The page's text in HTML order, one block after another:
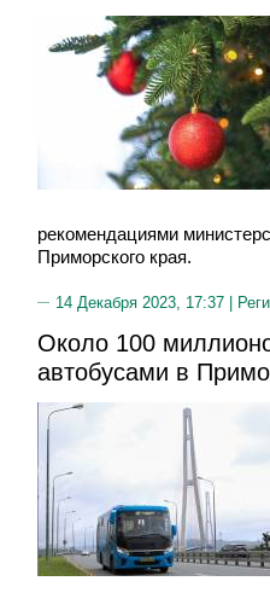
рекомендациями
Приморского края.
14 Декабря 2023, 17:37 |
Около 100
автобусами в